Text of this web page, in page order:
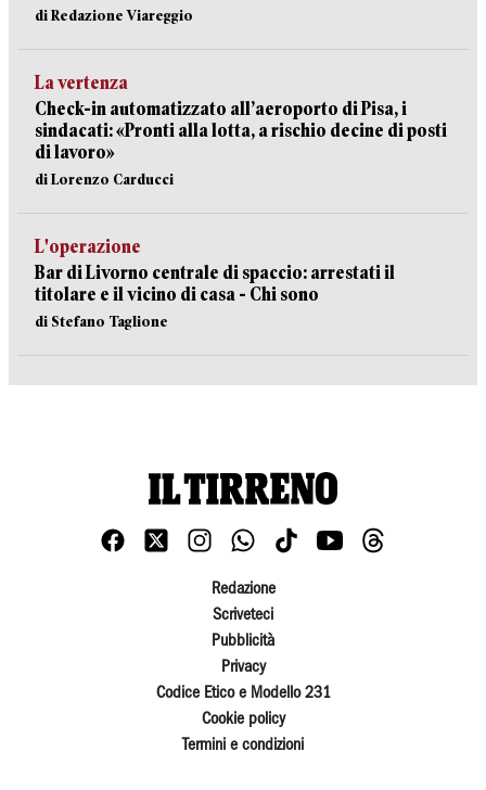
di Redazione Viareggio
La vertenza
Check-in automatizzato all’aeroporto di Pisa, i
sindacati: «Pronti alla lotta, a rischio decine di posti
di lavoro»
di Lorenzo Carducci
L'operazione
Bar di Livorno centrale di spaccio: arrestati il
titolare e il vicino di casa - Chi sono
di Stefano Taglione
Redazione
Scriveteci
Pubblicità
Privacy
Codice Etico e Modello 231
Cookie policy
Termini e condizioni